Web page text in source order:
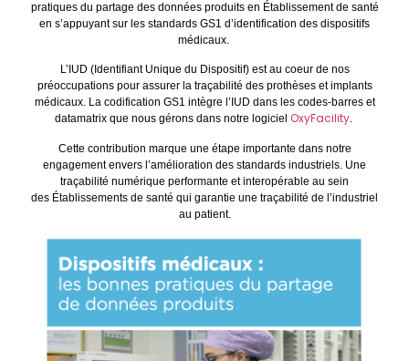
pratiques du partage des données produits en Établissement de santé
en s’appuyant sur les standards GS1 d’identification des dispositifs
médicaux.
L’IUD (Identifiant Unique du Dispositif) est au coeur de nos
préoccupations pour assurer la traçabilité des prothèses et implants
médicaux. La codification GS1 intègre l’IUD dans les codes-barres et
datamatrix que nous gérons dans notre logiciel OxyFacility.
Cette contribution marque une étape importante dans notre
engagement envers l’amélioration des standards industriels. Une
traçabilité numérique performante et interopérable au sein
des Établissements de santé qui garantie une traçabilité de l’industriel
au patient.